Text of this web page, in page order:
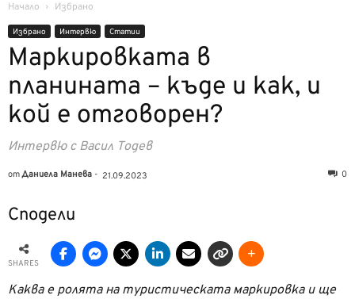
Начало Избрано
Избрано Интервю Статии
Маркировката в
планината – къде и как, и
кой е отговорен?
Интервю с Васил Тодев
отДаниела Манева - 21.09.2023 0
Сподели
SHARES
Каква е ролята на туристическата маркировка и ще